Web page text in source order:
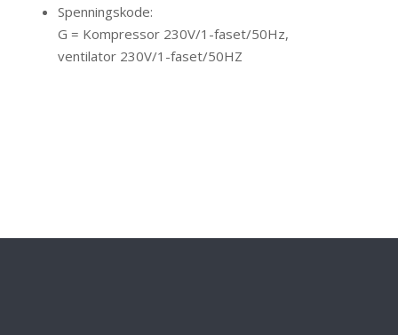
Spenningskode:
G = Kompressor 230V/1-faset/50Hz,
ventilator 230V/1-faset/50HZ